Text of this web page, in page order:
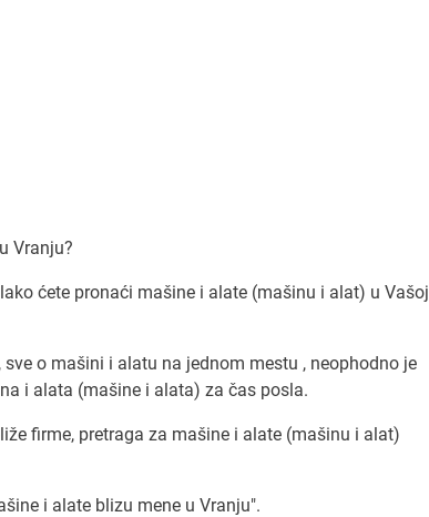
Vranju?
ćete pronaći mašine i alate (mašinu i alat) u Vašoj
o mašini i alatu na jednom mestu , neophodno je
i alata (mašine i alata) za čas posla.
firme, pretraga za mašine i alate (mašinu i alat)
i alate blizu mene u Vranju".